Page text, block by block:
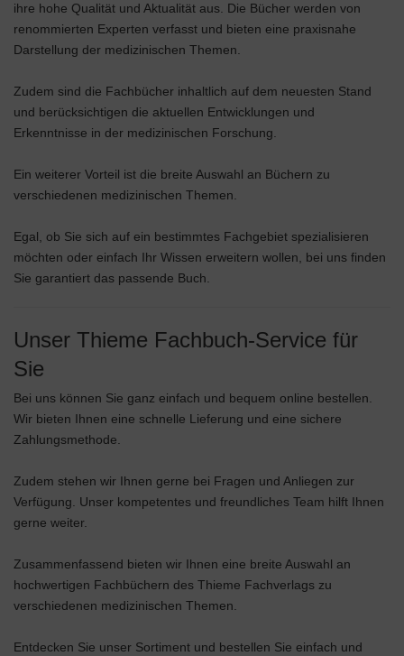
ihre hohe Qualität und Aktualität aus. Die Bücher werden von
renommierten Experten verfasst und bieten eine praxisnahe
Darstellung der medizinischen Themen.
Zudem sind die Fachbücher inhaltlich auf dem neuesten Stand
und berücksichtigen die aktuellen Entwicklungen und
Erkenntnisse in der medizinischen Forschung.
Ein weiterer Vorteil ist die breite Auswahl an Büchern zu
verschiedenen medizinischen Themen.
Egal, ob Sie sich auf ein bestimmtes Fachgebiet spezialisieren
möchten oder einfach Ihr Wissen erweitern wollen, bei uns finden
Sie garantiert das passende Buch.
Unser Thieme Fachbuch-Service für
Sie
Bei uns können Sie ganz einfach und bequem online bestellen.
Wir bieten Ihnen eine schnelle Lieferung und eine sichere
Zahlungsmethode.
Zudem stehen wir Ihnen gerne bei Fragen und Anliegen zur
Verfügung. Unser kompetentes und freundliches Team hilft Ihnen
gerne weiter.
Zusammenfassend bieten wir Ihnen eine breite Auswahl an
hochwertigen Fachbüchern des Thieme Fachverlags zu
verschiedenen medizinischen Themen.
Entdecken Sie unser Sortiment und bestellen Sie einfach und